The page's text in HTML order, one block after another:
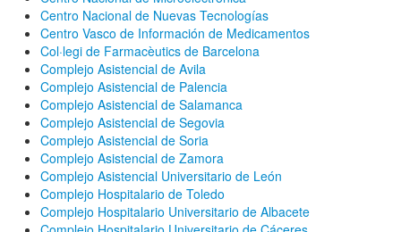
Centro Nacional de Nuevas Tecnologías
Centro Vasco de Información de Medicamentos
Col·legi de Farmacèutics de Barcelona
Complejo Asistencial de Avila
Complejo Asistencial de Palencia
Complejo Asistencial de Salamanca
Complejo Asistencial de Segovia
Complejo Asistencial de Soria
Complejo Asistencial de Zamora
Complejo Asistencial Universitario de León
Complejo Hospitalario de Toledo
Complejo Hospitalario Universitario de Albacete